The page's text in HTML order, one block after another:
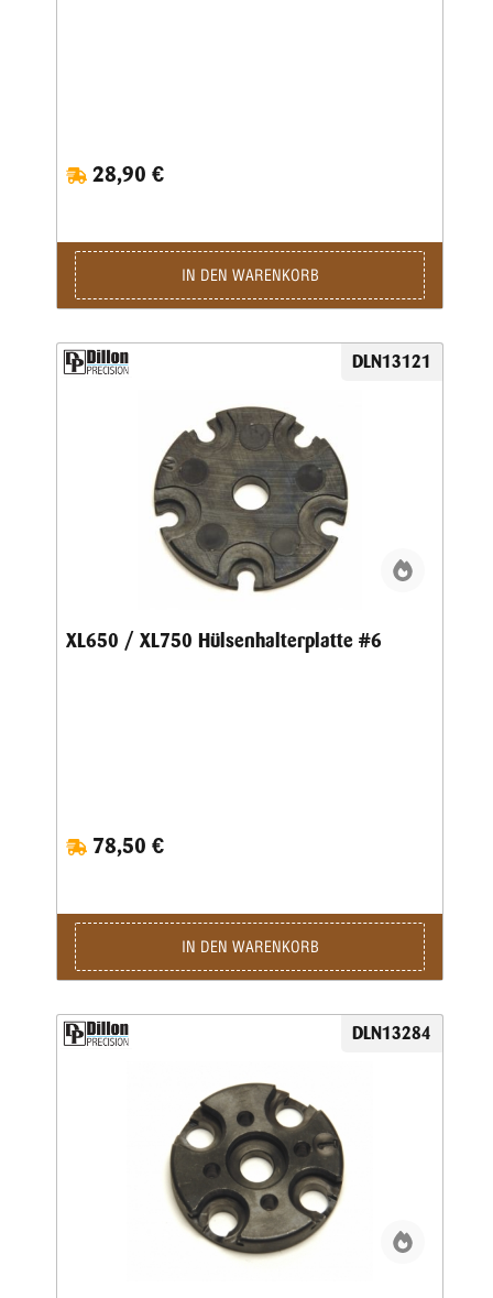
28,90 €
IN DEN WARENKORB
DLN13121
XL650 / XL750 Hülsenhalterplatte #6
78,50 €
IN DEN WARENKORB
DLN13284